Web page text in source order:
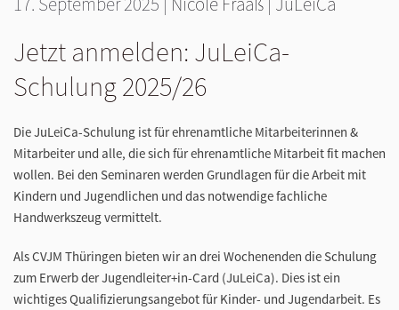
Jetzt anmelden: JuLeiCa-
Schulung 2025/26
Die JuLeiCa-Schulung ist für ehrenamtliche Mitarbeiterinnen &
Mitarbeiter und alle, die sich für ehrenamtliche Mitarbeit fit machen
wollen. Bei den Seminaren werden Grundlagen für die Arbeit mit
Kindern und Jugendlichen und das notwendige fachliche
Handwerkszeug vermittelt.
Als CVJM Thüringen bieten wir an drei Wochenenden die Schulung
zum Erwerb der Jugendleiter+in-Card (JuLeiCa). Dies ist ein
wichtiges Qualifizierungsangebot für Kinder- und Jugendarbeit. Es